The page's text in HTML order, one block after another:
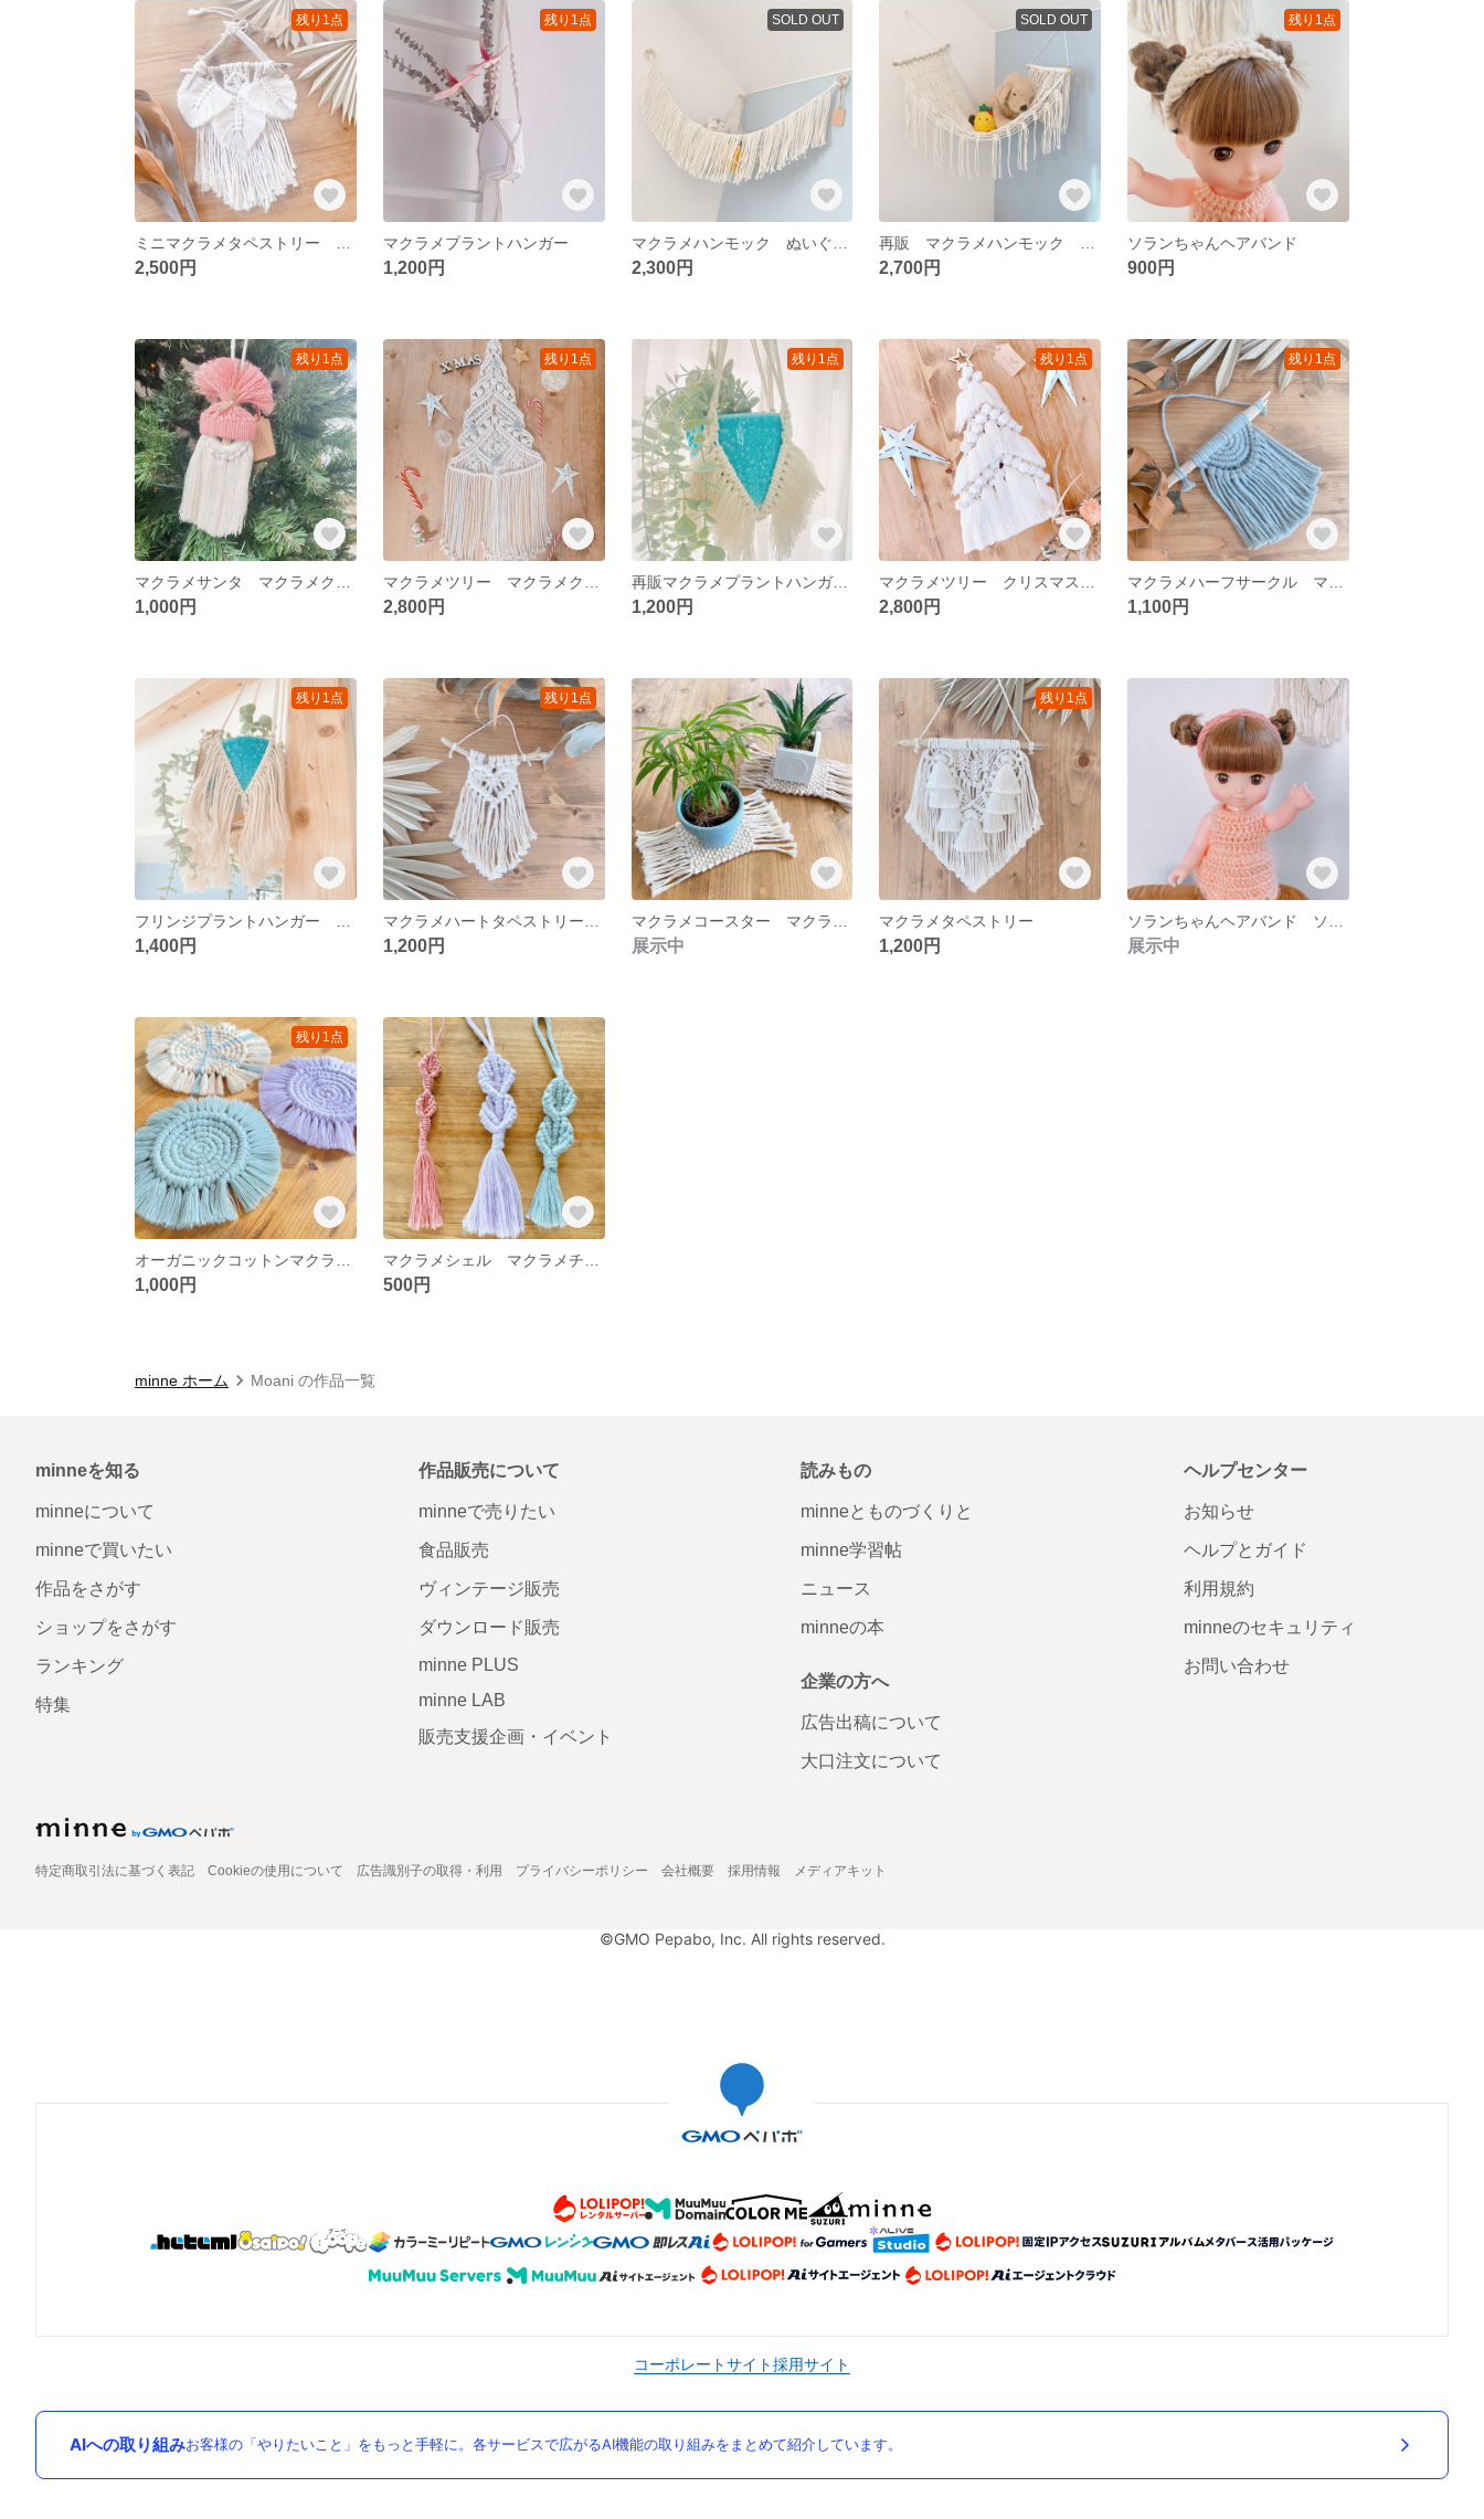
残り1点
2,500円
残り1点
マクラメプラントハンガー
1,200円
SOLD OUT
2,300円
SOLD OUT
2,700円
残り1点
ソランちゃんヘアバンド
900円
残り1点
1,000円
残り1点
2,800円
残り1点
再販マクラメプラントハンガー フリンジプラントハンガー
1,200円
残り1点
2,800円
残り1点
1,100円
残り1点
1,400円
残り1点
1,200円 展示中
残り1点
マクラメタペストリー
1,200円 展示中
残り1点
1,000円 500円
minne ホーム Moani の作品一覧
minneを知る
minneについて
minneで買いたい
作品をさがす
ショップをさがす
ランキング
特集
作品販売について
minneで売りたい
食品販売
ヴィンテージ販売
ダウンロード販売
minne PLUS
minne LAB
販売支援企画・イベント
読みもの
minneとものづくりと
minne学習帖
ニュース
minneの本
企業の方へ
広告出稿について
大口注文について
ヘルプセンター
お知らせ
ヘルプとガイド
利用規約
minneのセキュリティ
お問い合わせ
特定商取引法に基づく表記 Cookieの使用について 広告識別子の取得・利用 プライバシーポリシー 会社概要 採用情報 メディアキット
©GMO Pepabo, Inc. All rights reserved.
コーポレートサイト採用サイト
AIへの取り組みお客様の「やりたいこと」をもっと手軽に。各サービスで広がるAI機能の取り組みをまとめて紹介しています。